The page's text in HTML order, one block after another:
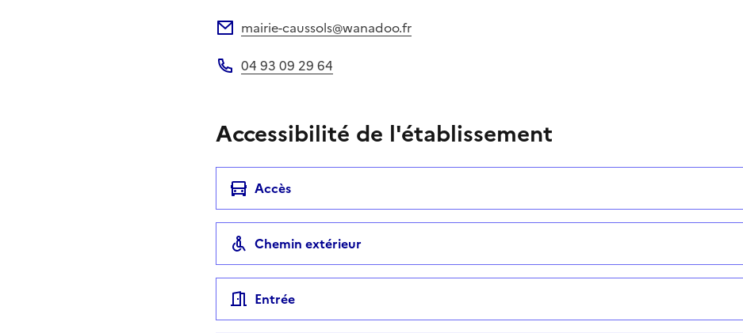
mairie-caussols@wanadoo.fr
04 93 09 29 64
Accessibilité de l'établissement
Accès
Chemin extérieur
Entrée